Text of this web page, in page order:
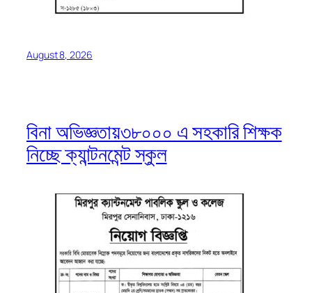
August 8, 2026
বিনা অভিজ্ঞতায়৩৮০০০ এ সহকারি শিক্ষক
নিচ্ছে ক্যান্টনমেন্ট স্কুল